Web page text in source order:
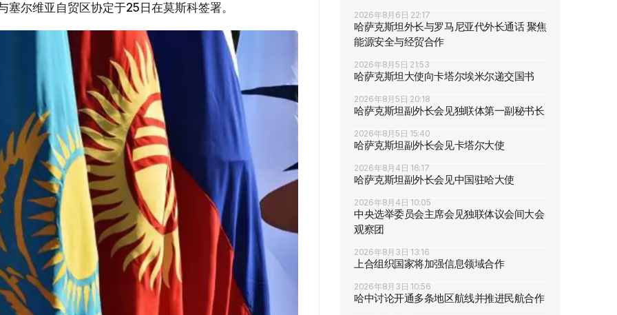
尔维亚自贸区协定于25日在莫斯科签署。
2026年8月6日 22:17
哈萨克斯坦外长与罗马尼亚代外长通话 聚焦
能源安全与经贸合作
2026年8月5日 21:53
哈萨克斯坦大使向卡塔尔埃米尔递交国书
2026年8月5日 20:18
哈萨克斯坦副外长会见独联体第一副秘书长
2026年8月5日 15:40
哈萨克斯坦副外长会见卡塔尔大使
2026年8月4日 16:17
哈萨克斯坦副外长会见中国驻哈大使
2026年8月4日 10:05
中央选举委员会主席会见独联体议会间大会
观察团
2026年8月3日 13:16
上合组织国家将加强信息领域合作
2026年8月3日 10:56
哈中讨论开通多条地区航线并推进民航合作